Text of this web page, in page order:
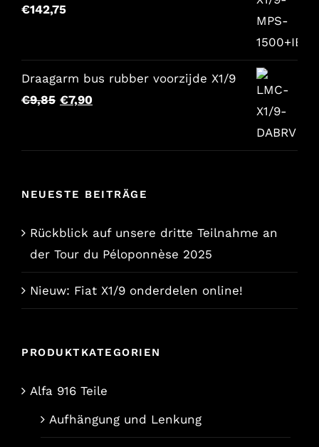
€142,75
Draagarm bus rubber voorzijde X1/9
€9,85 Der
€7,90Der
NEUESTE BEITRÄGE
Rückblick auf unsere dritte Teilnahme an
der Tour du Péloponnèse 2025
Nieuw: Fiat X1/9 onderdelen online!
PRODUKTKATEGORIEN
Alfa 916 Teile
Aufhängung und Lenkung